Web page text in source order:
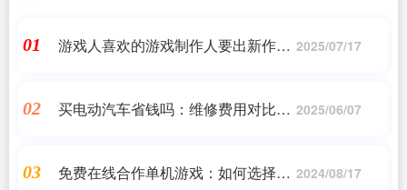
01
游戏人喜欢的游戏制作人要出新作了 2025/07/17
02
买电动汽车省钱吗：维修费用对比燃 2025/06/07
03
免费在线合作单机游戏：如何选择最 2024/08/17